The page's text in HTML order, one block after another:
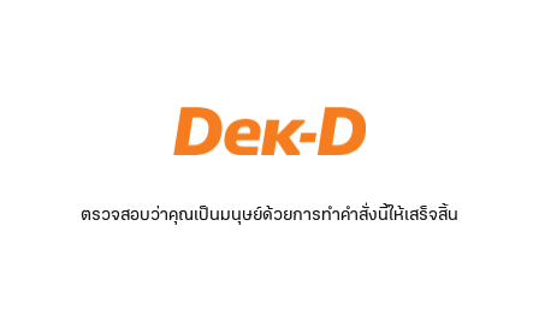
ตรวจสอบว่าคุณเป็นมนุษย์ด้วยการทำคำสั่งนี้ให้เสร็จสิ้น